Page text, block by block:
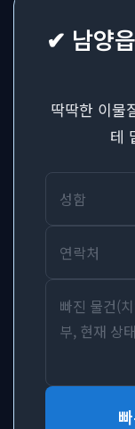
✔ 남양
딱딱한 이물
테